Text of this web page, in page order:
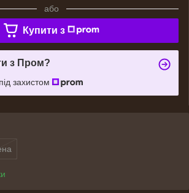
або
Купити з
з Пром?
захистом